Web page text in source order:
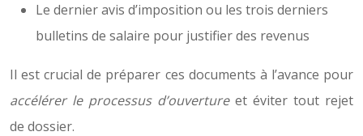
Le dernier avis d’imposition ou les trois derniers
bulletins de salaire pour justifier des revenus
Il est crucial de préparer ces documents à l’avance pour
accélérer le processus d’ouverture et éviter tout rejet
de dossier.